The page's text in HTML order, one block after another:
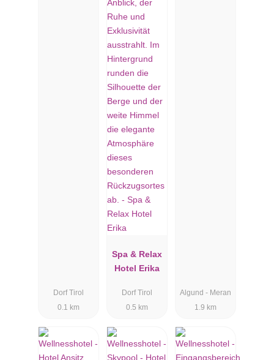
Dorf Tirol
0.1 km
Spa & Relax
Hotel Erika
Dorf Tirol
0.5 km
Algund - Meran
1.9 km